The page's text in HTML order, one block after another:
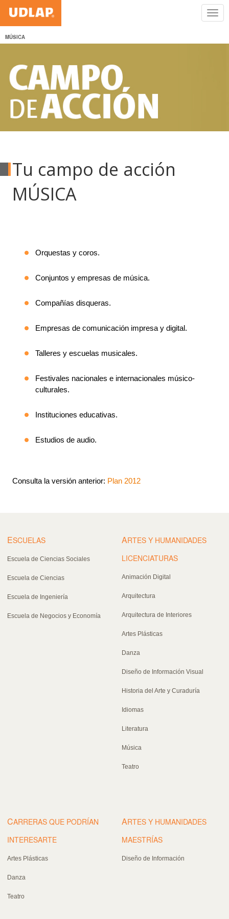
MÚSICA
Tu campo de acción
MÚSICA
Orquestas y coros.
Conjuntos y empresas de música.
Compañías disqueras.
Empresas de comunicación impresa y digital.
Talleres y escuelas musicales.
Festivales nacionales e internacionales músico-
culturales.
Instituciones educativas.
Estudios de audio.
Consulta la versión anterior: Plan 2012
ESCUELAS
Escuela de Ciencias Sociales
Escuela de Ciencias
Escuela de Ingeniería
Escuela de Negocios y Economía
ARTES Y HUMANIDADES
LICENCIATURAS
Animación Digital
Arquitectura
Arquitectura de Interiores
Artes Plásticas
Danza
Diseño de Información Visual
Historia del Arte y Curaduría
Idiomas
Literatura
Música
Teatro
CARRERAS QUE PODRÍAN
INTERESARTE
Artes Plásticas
Danza
Teatro
ARTES Y HUMANIDADES
MAESTRÍAS
Diseño de Información